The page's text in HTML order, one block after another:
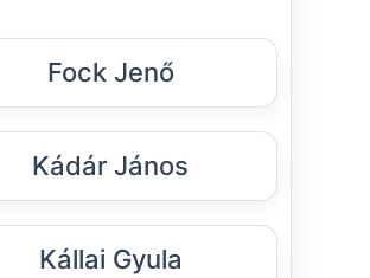
Fock Jenő
Kádár János
Kállai Gyula